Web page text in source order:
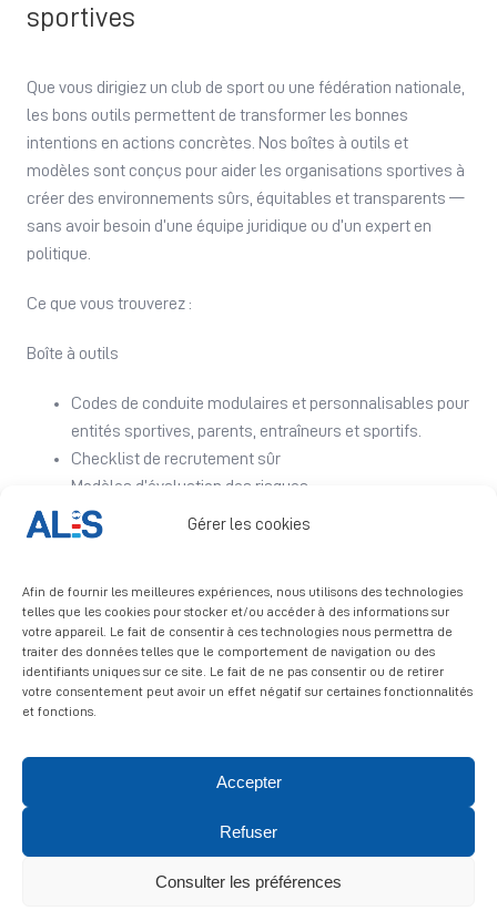
Gérer les cookies
Afin de fournir les meilleures expériences, nous utilisons des technologies
telles que les cookies pour stocker et/ou accéder à des informations sur
votre appareil. Le fait de consentir à ces technologies nous permettra de
traiter des données telles que le comportement de navigation ou des
identifiants uniques sur ce site. Le fait de ne pas consentir ou de retirer
votre consentement peut avoir un effet négatif sur certaines fonctionnalités
et fonctions.
Accepter
Refuser
Consulter les préférences
sportives
Que vous dirigiez un club de sport ou une fédération nationale,
les bons outils permettent de transformer les bonnes
intentions en actions concrètes. Nos boîtes à outils et
modèles sont conçus pour aider les organisations sportives à
créer des environnements sûrs, équitables et transparents —
sans avoir besoin d’une équipe juridique ou d’un expert en
politique.
Ce que vous trouverez :
Boîte à outils
Codes de conduite modulaires et personnalisables pour
entités sportives, parents, entraîneurs et sportifs.
Checklist de recrutement sûr
Modèles d’évaluation des risques
Sécurité en ligne
Supports spécifiques pour les entraîneurs, les parents
Autres ressources externes utiles
Visitez notre
© 2026 ALIS | All rights reserved
légales